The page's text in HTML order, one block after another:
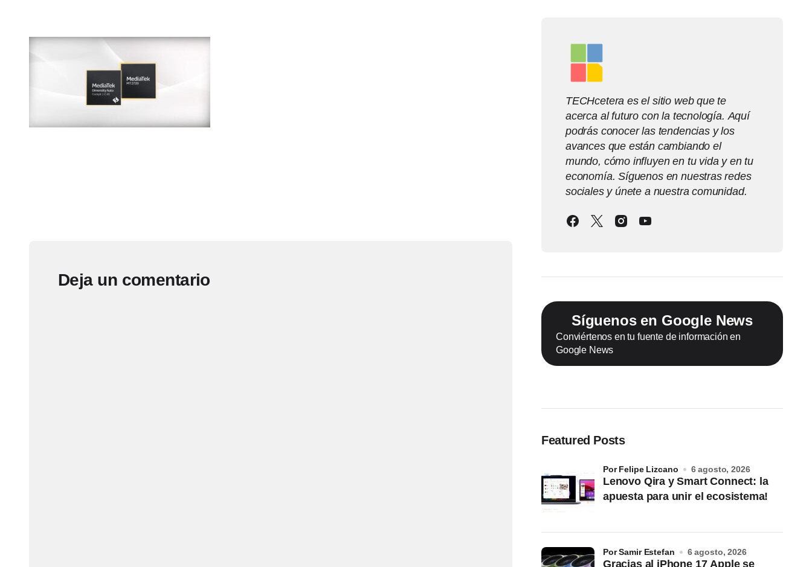
Deja un comentario
TECHcetera es el sitio web que te
acerca al futuro con la tecnología. Aquí
podrás conocer las tendencias y los
avances que están cambiando el
mundo, cómo influyen en tu vida y en tu
economía. Síguenos en nuestras redes
sociales y únete a nuestra comunidad.
Síguenos en Google News
Conviértenos en tu fuente de información en
Google News
Featured Posts
Lenovo Qira y Smart Connect: la
apuesta para unir el ecosistema!
por Felipe Lizcano 6 agosto, 2026
Gracias al iPhone 17 Apple se
por Samir Estefan 6 agosto, 2026